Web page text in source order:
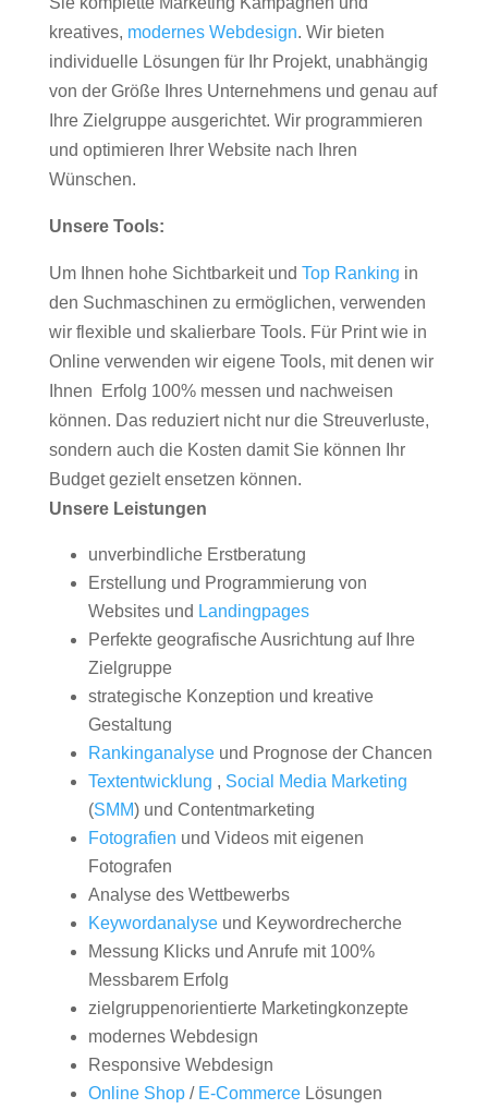
kreatives, modernes Webdesign. Wir bieten
individuelle Lösungen für Ihr Projekt, unabhängig
von der Größe Ihres Unternehmens und genau auf
Ihre Zielgruppe ausgerichtet. Wir programmieren
und optimieren Ihrer Website nach Ihren
Wünschen.
Unsere Tools:
Um Ihnen hohe Sichtbarkeit und Top Ranking in
den Suchmaschinen zu ermöglichen, verwenden
wir flexible und skalierbare Tools. Für Print wie in
Online verwenden wir eigene Tools, mit denen wir
Ihnen Erfolg 100% messen und nachweisen
können. Das reduziert nicht nur die Streuverluste,
sondern auch die Kosten damit Sie können Ihr
Budget gezielt ensetzen können.
Unsere Leistungen
unverbindliche Erstberatung
Erstellung und Programmierung von
Websites und Landingpages
Perfekte geografische Ausrichtung auf Ihre
Zielgruppe
strategische Konzeption und kreative
Gestaltung
Rankinganalyseund Prognose der Chancen
Textentwicklung , Social Media Marketing
(SMM) und Contentmarketing
Fotografien und Videos mit eigenen
Fotografen
Analyse des Wettbewerbs
Keywordanalyseund Keywordrecherche
Messung Klicks und Anrufe mit 100%
Messbarem Erfolg
zielgruppenorientierte Marketingkonzepte
modernes Webdesign
Responsive Webdesign
Online Shop/ E-CommerceLösungen